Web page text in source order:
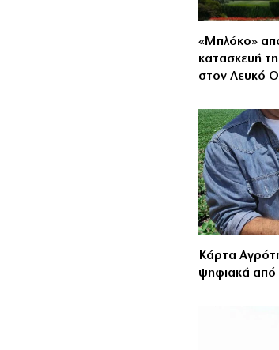
«Μπλόκο»
κατασκευή
στον Λευκό
Κάρτα
ψηφιακά από